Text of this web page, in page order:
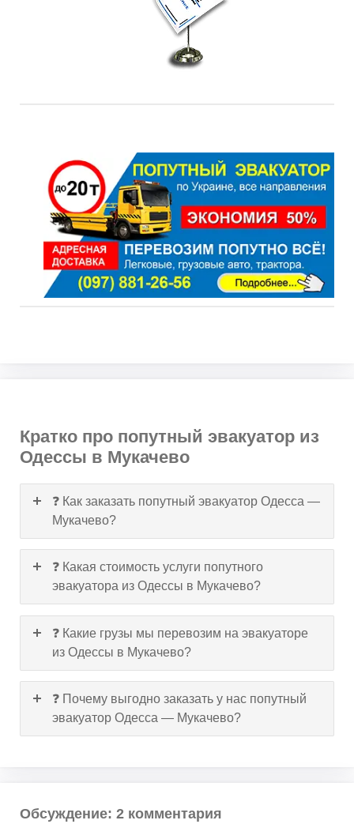
Кратко про попутный эвакуатор из
Одессы в Мукачево
❓ Как заказать попутный эвакуатор Одесса —
Мукачево?
❓ Какая стоимость услуги попутного
эвакуатора из Одессы в Мукачево?
❓ Какие грузы мы перевозим на эвакуаторе
из Одессы в Мукачево?
❓ Почему выгодно заказать у нас попутный
эвакуатор Одесса — Мукачево?
Обсуждение: 2 комментария